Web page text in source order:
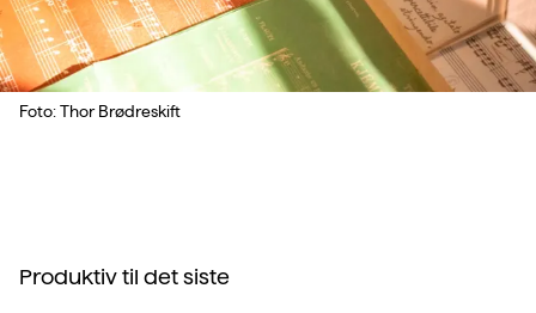
Foto: Thor Brødreskift
Produktiv til det siste